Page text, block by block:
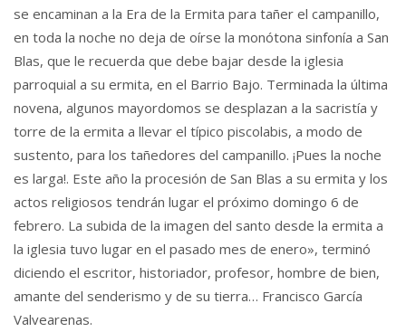
se encaminan a la Era de la Ermita para tañer el campanillo,
en toda la noche no deja de oírse la monótona sinfonía a San
Blas, que le recuerda que debe bajar desde la iglesia
parroquial a su ermita, en el Barrio Bajo. Terminada la última
novena, algunos mayordomos se desplazan a la sacristía y
torre de la ermita a llevar el típico piscolabis, a modo de
sustento, para los tañedores del campanillo. ¡Pues la noche
es larga!. Este año la procesión de San Blas a su ermita y los
actos religiosos tendrán lugar el próximo domingo 6 de
febrero. La subida de la imagen del santo desde la ermita a
la iglesia tuvo lugar en el pasado mes de enero», terminó
diciendo el escritor, historiador, profesor, hombre de bien,
amante del senderismo y de su tierra… Francisco García
Valvearenas.